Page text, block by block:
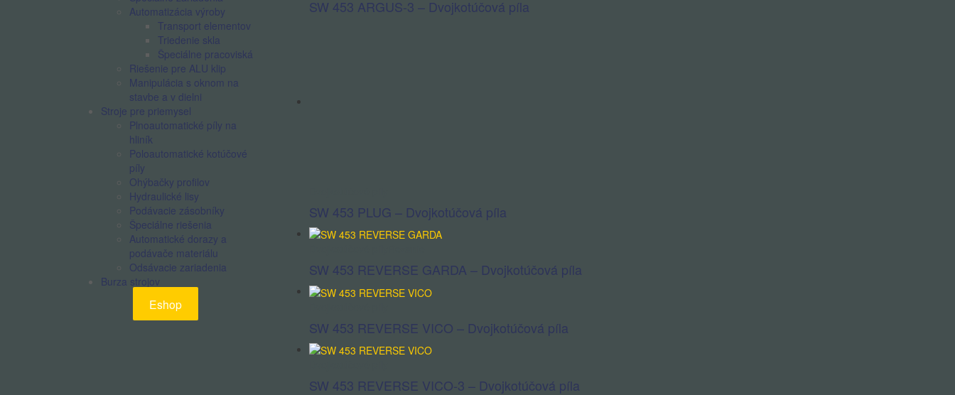
Automatizácia výroby
Transport elementov
Triedenie skla
Špeciálne pracoviská
Riešenie pre ALU klip
Manipulácia s oknom na
stavbe a v dielni
Stroje pre priemysel
Plnoautomatické píly na
hliník
Poloautomatické kotúčové
píly
Ohýbačky profilov
Hydraulické lisy
Podávacie zásobníky
Špeciálne riešenia
Automatické dorazy a
podávače materiálu
Odsávacie zariadenia
Burza strojov
Eshop
SW 453 ARGUS-3 – Dvojkotúčová píla
SW 453 PLUG – Dvojkotúčová píla
SW 453 REVERSE GARDA – Dvojkotúčová píla
SW 453 REVERSE VICO – Dvojkotúčová píla
SW 453 REVERSE VICO-3 – Dvojkotúčová píla